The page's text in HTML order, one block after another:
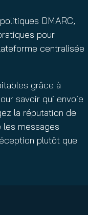
DMARC,
pour
centralisée
grâce à
savoir qui envoie
la réputation de
les messages
plutôt que